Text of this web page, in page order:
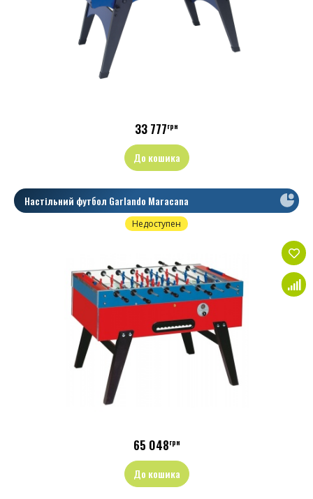
Упаковка: 156 x 80 x 39 см
33 777грн
До кошика
Настільний футбол Garlando Maracana
Недоступен
65 048грн
До кошика